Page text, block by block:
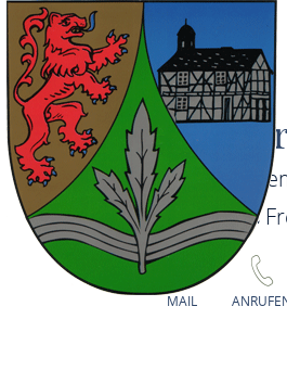
Wir sind
Sie erreichen die
Montag bis
MAIL